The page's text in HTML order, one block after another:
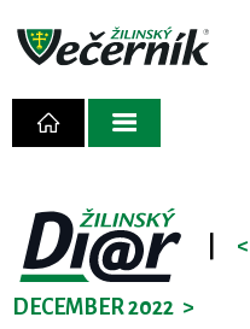
<
DECEMBER 2022 >